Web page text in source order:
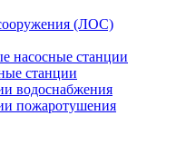
(ЛОС)
насосные станции
станции
водоснабжения
пожаротушения